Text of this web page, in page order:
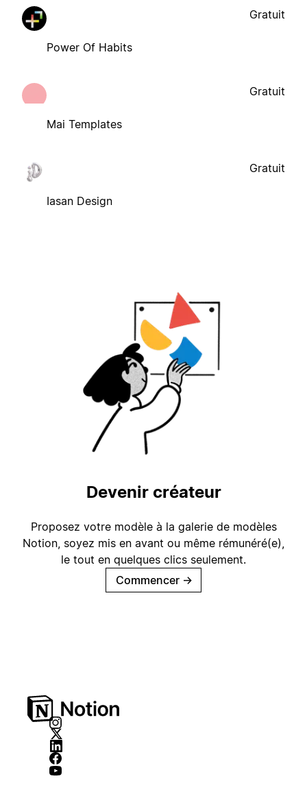
Power Of Habits
Gratuit
Mai Templates
Gratuit
Iasan Design
Gratuit
Devenir créateur
Proposez votre modèle à la galerie de modèles
Notion, soyez mis en avant ou même rémunéré(e),
le tout en quelques clics seulement.
Commencer →